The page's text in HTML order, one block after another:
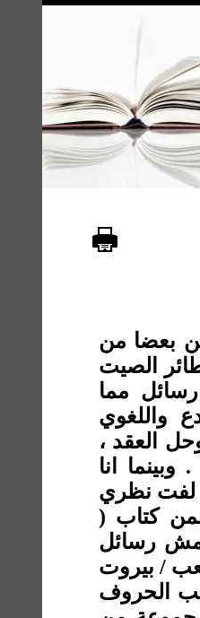
بعضا من
الصيت
مما
واللغوي
العقد ،
وبينما انا
لفت نظري
كتاب (
رسائل
/ بيروت
الحروف